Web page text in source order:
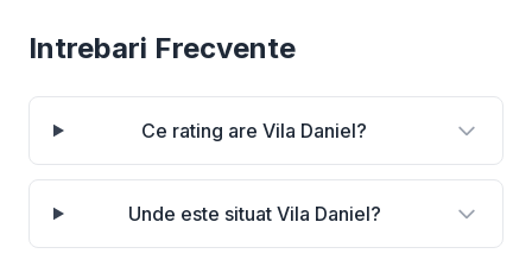
Intrebari Frecvente
Ce rating are Vila Daniel?
Unde este situat Vila Daniel?